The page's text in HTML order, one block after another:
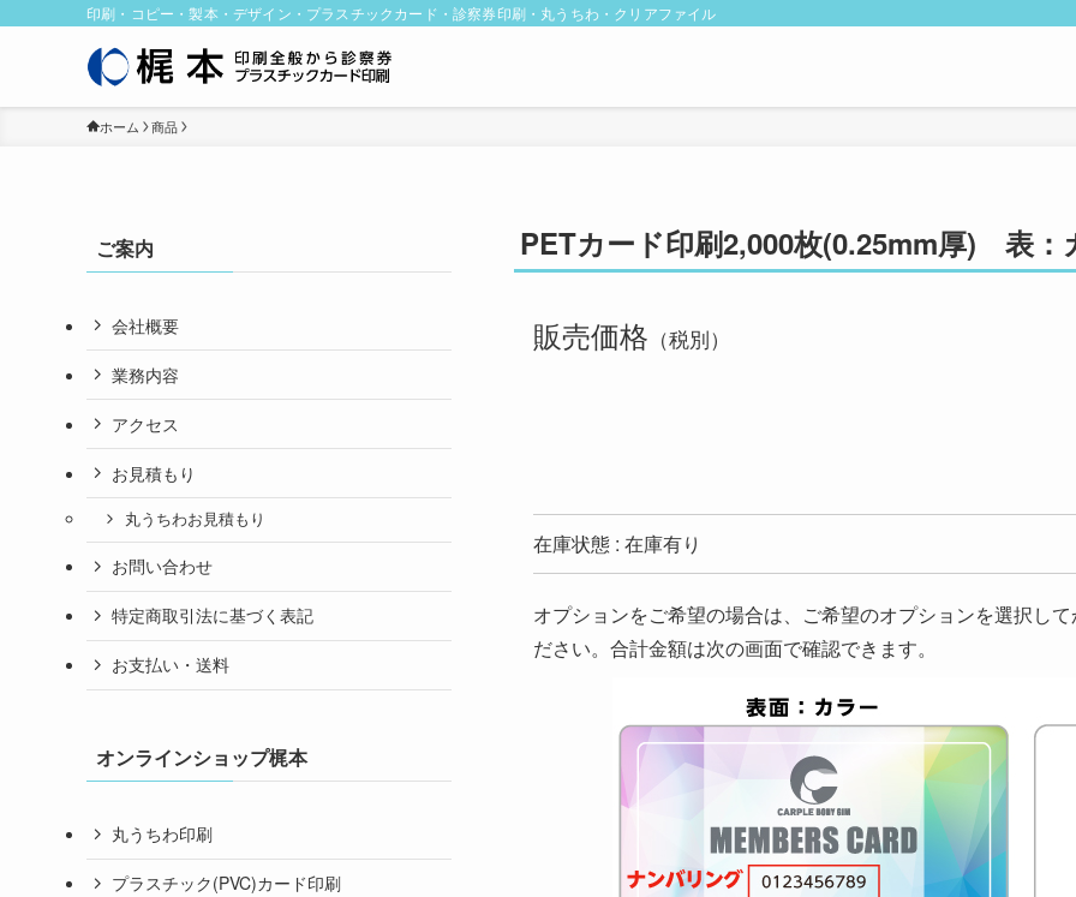
印刷・コピー・製本・デザイン・プラスチックカード・診察券印刷・丸うちわ・クリアファイル
ホーム 商品
PETカード印刷2,000枚(0.25mm厚) 表：
販売価格 （税別）
在庫状態 : 在庫有り
オプションをご希望の場合は、ご希望のオプションを選択し
ださい。合計金額は次の画面で確認できます。
ご案内
会社概要
業務内容
アクセス
お見積もり
丸うちわお見積もり
お問い合わせ
特定商取引法に基づく表記
お支払い・送料
オンラインショップ梶本
丸うちわ印刷
プラスチック(PVC)カード印刷